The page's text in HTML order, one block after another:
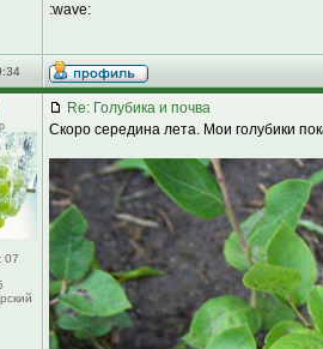
:wave:
07
Re: Голубика и почва
Скоро середина лета. Мои голубики